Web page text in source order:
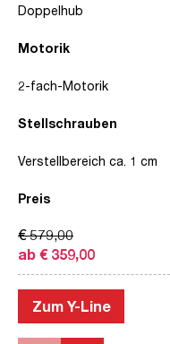
Motorik
Stellschrauben
Preis
Doppelhub
2-fach-Motorik
Verstellbereich ca. 1 cm
ab € 359,00
€ 579,00
Zum Y-Line